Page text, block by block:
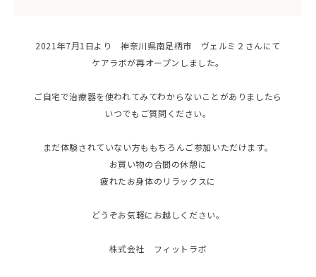
2021年7月1日より 神奈川県南足柄市 ヴェルミ２さんにて
ケアラボが再オープンしました。
ご自宅で治療器を使われてみてわからないことがありましたら
いつでもご質問ください。
まだ体験されていない方ももちろんご参加いただけます。
お買い物の合間の休憩に
疲れたお身体のリラックスに
どうぞお気軽にお越しください。
株式会社 フィットラボ